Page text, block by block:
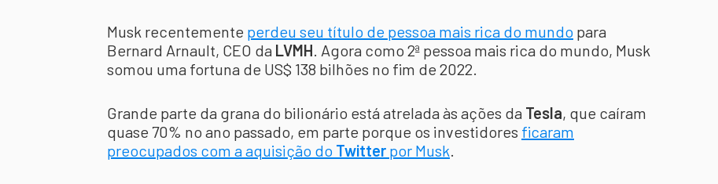
Musk recentemente perdeu seu título de pessoa mais rica do mundo para
Bernard Arnault, CEO da LVMH. Agora como 2ª pessoa mais rica do mundo, Musk
somou uma fortuna de US$ 138 bilhões no fim de 2022.
Grande parte da grana do bilionário está atrelada às ações da Tesla, que caíram
quase 70% no ano passado, em parte porque os investidores ficaram
preocupados com a aquisição do Twitter por Musk.